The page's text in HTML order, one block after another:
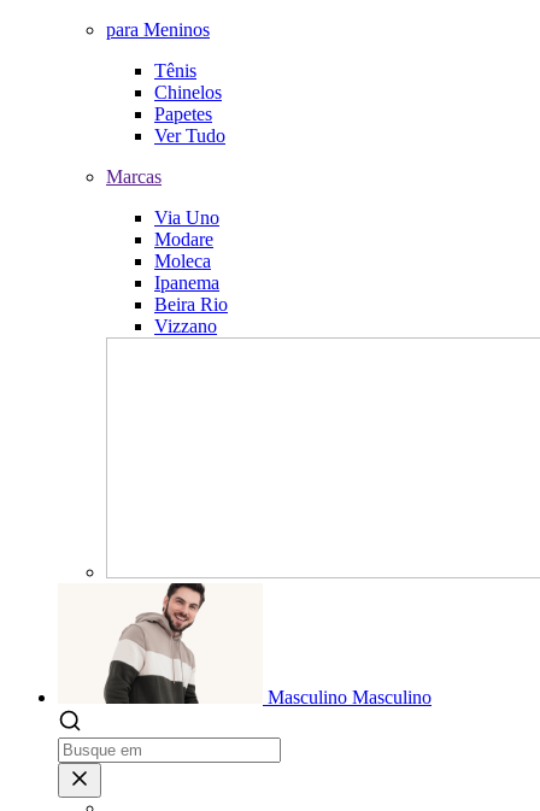
para Meninos
Tênis
Chinelos
Papetes
Ver Tudo
Marcas
Via Uno
Modare
Moleca
Ipanema
Beira Rio
Vizzano
Masculino Masculino